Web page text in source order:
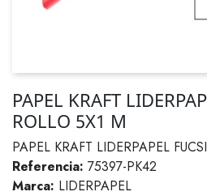
PAPEL KRAFT
ROLLO 5X1 M
PAPEL KRAFT LIDERPAPEL
Referencia: 75397-PK42
Marca: LIDERPAPEL